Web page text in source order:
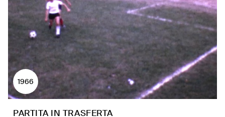
1966
PARTITA IN TRASFERTA